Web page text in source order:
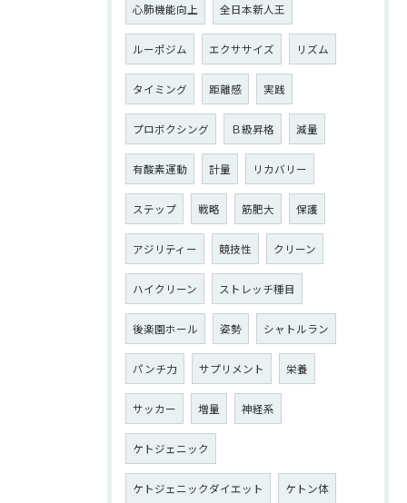
心肺機能向上 全日本新人王
ルーポジム エクササイズ リズム
タイミング 距離感 実践
プロボクシング Ｂ級昇格 減量
有酸素運動 計量 リカバリー
ステップ 戦略 筋肥大 保護
アジリティー 競技性 クリーン
ハイクリーン ストレッチ種目
後楽園ホール 姿勢 シャトルラン
パンチ力 サプリメント 栄養
サッカー 増量 神経系
ケトジェニック
ケトジェニックダイエット ケトン体